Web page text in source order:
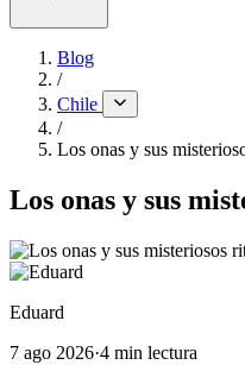
Blog
/
Chile
/
Los onas y sus
Los onas y sus
Eduard
7 ago 2026·4 min lectura